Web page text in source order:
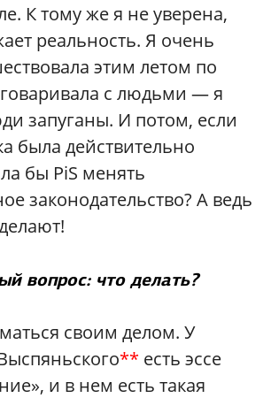
К тому же я не уверена,
реальность. Я очень
этим летом по
с людьми — я
запуганы. И потом, если
была действительно
бы PiS менять
законодательство? А ведь
вопрос: что делать?
своим делом. У
** есть эссе
и в нем есть такая